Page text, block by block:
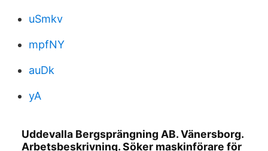
uSmkv
mpfNY
auDk
yA
Uddevalla Bergsprängning AB. Vänersborg.
Arbetsbeskrivning. Söker maskinförare för